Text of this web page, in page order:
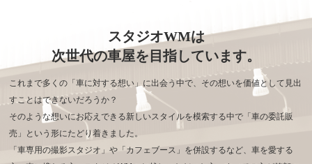
スタジオWMは
次世代の車屋を目指しています。
これまで多くの「車に対する想い」に出会う中で、その想いを価値として見出
すことはできないだろうか？
そのような想いにお応えできる新しいスタイルを模索する中で「車の委託販
売」という形にたどり着きました。
「車専用の撮影スタジオ」や「カフェブース」を併設するなど、車を愛する